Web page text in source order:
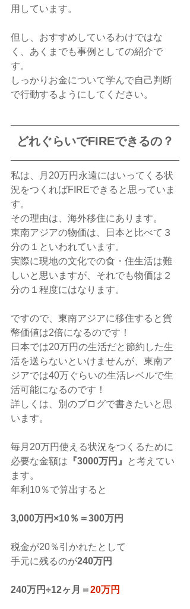
用しています。
但し、おすすめしているわけではな
く、あくまでも事例としての紹介で
す。
しっかりお金について学んで自己判断
で行動するようにしてください。
どれぐらいでFIREできるの？
私は、月20万円永遠にはいってくる状
況をつくればFIREできると思っていま
す。
その理由は、海外移住にあります。
東南アジアの物価は、日本と比べて３
分の１といわれています。
実際に現地の文化での食・住生活は難
しいと思いますが、それでも物価は２
分の１程度にはなります。
ですので、東南アジアに移住すると貨
幣価値は2倍になるのです！
日本では20万円の生活だと節約した生
活を送らないといけませんが、東南ア
ジアでは40万ぐらいの生活レベルで生
活可能になるのです！
詳しくは、別のブログで書きたいと思
います。
毎月20万円使える状況をつくるために
必要な金額は 『3000万円』
と考えてい
ます。
年利10％で算出すると
3,000万円×10％＝300万円
税金が20％引かれたとして
手元に残るのが240万円
240万円÷12ヶ月＝20万円